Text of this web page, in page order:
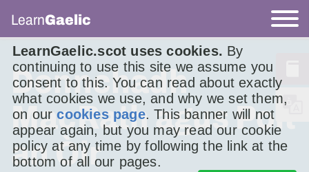
LearnGaelic.scot uses cookies. By
continuing to use this site we assume you
consent to this. You can read about exactly
what cookies we use, and why we set them,
on ourcookies page. This banner will not
appear again, but you may read our cookie
policy at any time by following the link at the
bottom of all our pages.
LearnGaelic
Donnchadh
MacRath agus Poit
an Òir